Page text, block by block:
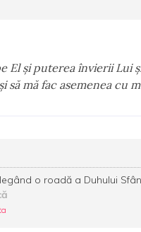
El şi puterea învierii Lui
să mă fac asemenea cu
o roadă a Duhului